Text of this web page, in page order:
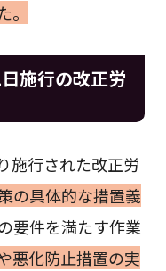
施行の改正労
施行された改正労
の具体的な措置義
要件を満たす作業
悪化防止措置の実